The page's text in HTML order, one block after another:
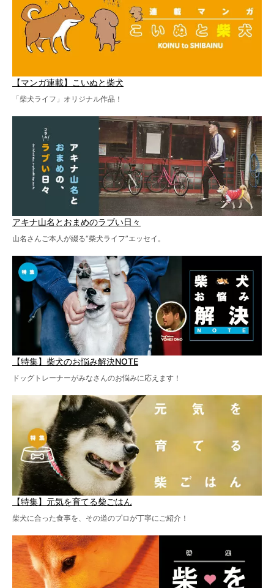
【マンガ連載】こいぬと柴犬
「柴犬ライフ」オリジナル作品！
アキナ山名とおまめのラブい日々
山名さんご本人が綴る“柴犬ライフ”エッセイ。
【特集】柴犬のお悩み解決NOTE
ドッグトレーナーがみなさんのお悩みに応えます！
【特集】元気を育てる柴ごはん
柴犬に合った食事を、その道のプロが丁寧にご紹介！